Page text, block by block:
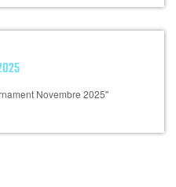
Novembre 2025"